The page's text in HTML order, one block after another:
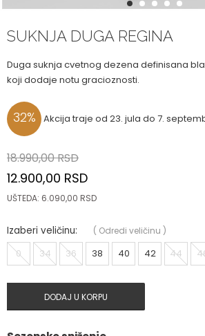
1 2 3 4 5
SUKNJA DUGA REGINA
Duga suknja cvetnog dezena definisana
koji dodaje notu gracioznosti.
32% Akcija traje od 23. jula do 7.
18.990,00RSD
12.900,00 RSD
UŠTEDA: 6.090,00 RSD
Izaberi veličinu: ( Odredi veličinu )
0 34 36 38 40 42 44
DODAJ U KORPU